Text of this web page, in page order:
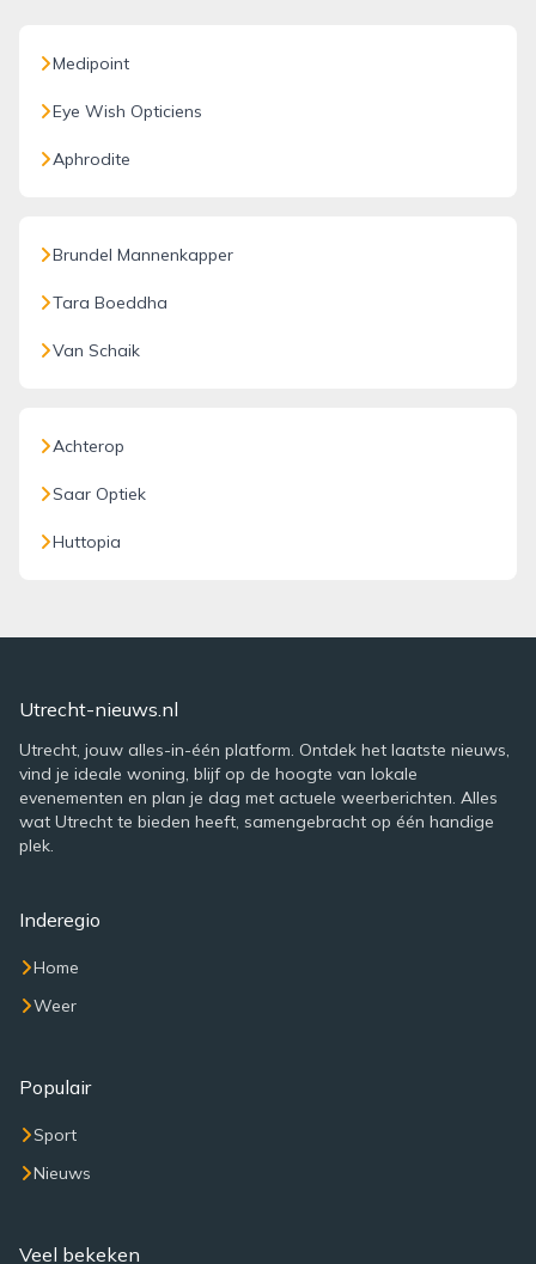
Medipoint
Eye Wish Opticiens
Aphrodite
Brundel Mannenkapper
Tara Boeddha
Van Schaik
Achterop
Saar Optiek
Huttopia
Utrecht-nieuws.nl
Utrecht, jouw alles-in-één platform. Ontdek het laatste nieuws,
vind je ideale woning, blijf op de hoogte van lokale
evenementen en plan je dag met actuele weerberichten. Alles
wat Utrecht te bieden heeft, samengebracht op één handige
plek.
Inderegio
Home
Weer
Populair
Sport
Nieuws
Veel bekeken